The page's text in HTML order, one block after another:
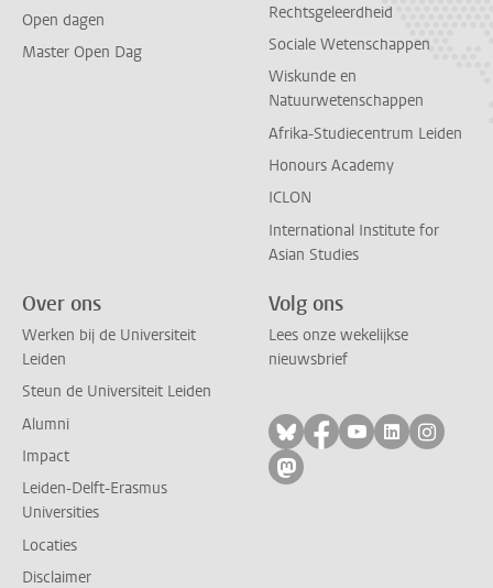
Open dagen
Master Open Dag
Rechtsgeleerdheid
Sociale Wetenschappen
Wiskunde en
Natuurwetenschappen
Afrika-Studiecentrum Leiden
Honours Academy
ICLON
International Institute for
Asian Studies
Over ons
Werken bij de Universiteit
Leiden
Steun de Universiteit Leiden
Alumni
Impact
Leiden-Delft-Erasmus
Universities
Locaties
Disclaimer
Volg ons
Lees onze wekelijkse
nieuwsbrief
Volg ons op bluesky
Volg ons op
Volg ons op
Volg ons
Volg
Volg ons op mastodon